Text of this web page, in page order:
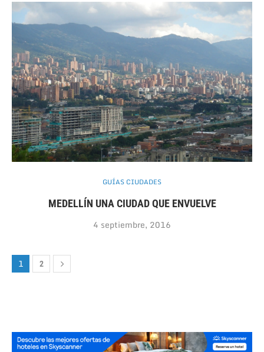
GUÍAS CIUDADES
MEDELLÍN UNA CIUDAD QUE ENVUELVE
4 septiembre, 2016
1 2